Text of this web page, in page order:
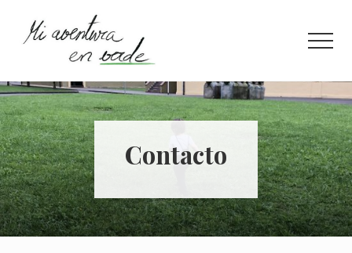
lateral
principal
¿Quieres
información
concisa
para
llevar
una
vida
más
eco?
Entra
aquí.
Contacto